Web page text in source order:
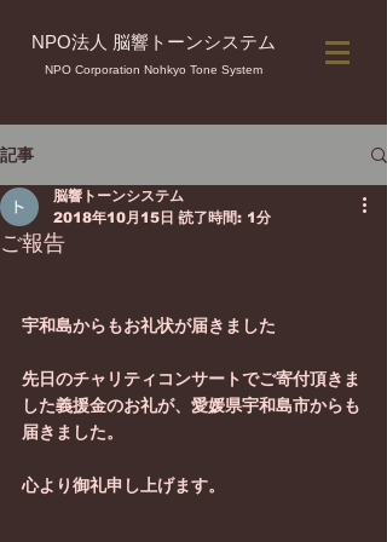
NPO法人 脳響トーンシステム
NPO Corporation Nohkyo Tone System
記事
ご報告
脳響トーンシステム
2018年10月15日 読了時間: 1分
宇和島からもお礼状が届きました
先日のチャリティコンサートでご寄付頂きま
した義援金のお礼が、愛媛県宇和島市からも
届きました。
心より御礼申し上げます。